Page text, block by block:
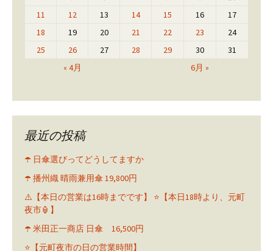
« 4月 6月 »
11
12 13 14 15 16
17
18
19 20 21 22 23
24
25
26 27 28 29 30 31
最近の投稿
☂️ 日傘選びってどうしてますか
☂️ 播州織 晴雨兼用傘 19,800円
⚠️【本日の営業は16時までです】 ⭐️【本日18時より、元町
夜市🏮】
☂️ 米田正一商店 日傘 16,500円
⭐️【元町夜市の日の営業時間】